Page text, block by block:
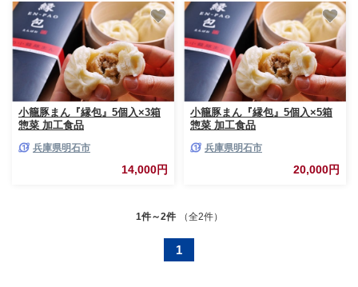
小籠豚まん『縁包』5個入×3箱
惣菜 加工食品
兵庫県明石市
14,000円
小籠豚まん『縁包』5個入×5箱
惣菜 加工食品
兵庫県明石市
20,000円
1件～2件 （全2件）
1